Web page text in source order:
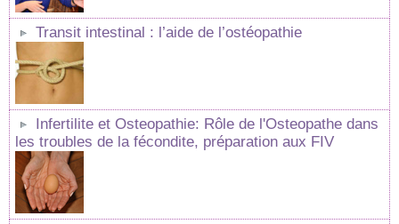
Transit intestinal : l’aide de l’ostéopathie
Infertilite et Osteopathie: Rôle de l'Osteopathe dans
les troubles de la fécondite, préparation aux FIV